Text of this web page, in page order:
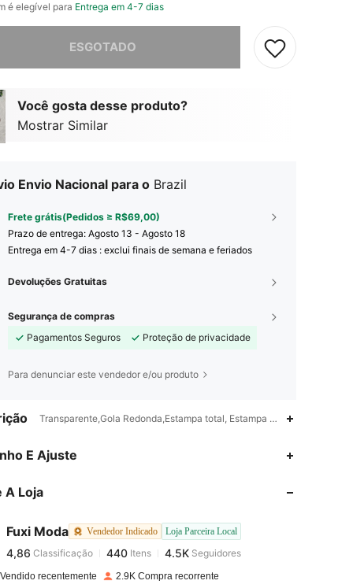
é elegível para Entrega em 4-7 dias
ESGOTADO
Você gosta desse produto?
Mostrar Similar
Envio Nacional para o Brazil
Frete grátis(Pedidos ≥ R$69,00)
Prazo de entrega: Agosto 13 - Agosto 18
Entrega em 4-7 dias : exclui finais de semana e feriados
Devoluções Gratuitas
Segurança de compras
Pagamentos Seguros
Proteção de privacidade
Para denunciar este vendedor e/ou produto
Transparente,Gola Redonda,Estampa total, Estampa aleatória, Padrão
E Ajuste
A Loja
Fuxi Moda Vendedor Indicado Loja Parceira Local
4,86
4,86
Classificação 440Itens 4.5KSeguidores
a***spago 1 dia atrás
recentemente 2.9K Compra recorrente